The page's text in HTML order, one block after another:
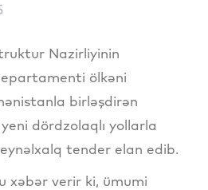
Nazirliyinin
ölkəni
birləşdirən
dördzolaqlı yollarla
tender elan edib.
xəbər verir ki, ümumi